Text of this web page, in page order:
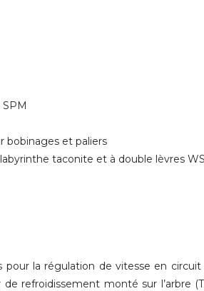
bobinages et paliers
taconite et à double lèvres
pour la régulation de vitesse en
refroidissement monté sur l’arbre